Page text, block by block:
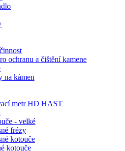
ochranu a čištění kamene
na kámen
metr HD HAST
- velké
frézy
kotouče
kotouče